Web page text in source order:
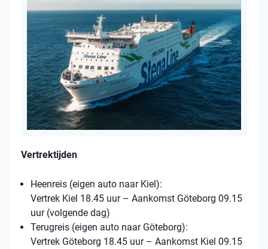
Vertrektijden
Heenreis (eigen auto naar Kiel):
Vertrek Kiel 18.45 uur – Aankomst Göteborg 09.15
uur (volgende dag)
Terugreis (eigen auto naar Göteborg):
Vertrek Göteborg 18.45 uur – Aankomst Kiel 09.15